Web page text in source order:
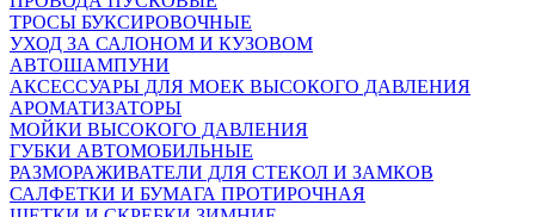
ТРОСЫ БУКСИРОВОЧНЫЕ
УХОД ЗА САЛОНОМ И КУЗОВОМ
АВТОШАМПУНИ
АКСЕССУАРЫ ДЛЯ МОЕК ВЫСОКОГО ДАВЛЕНИЯ
АРОМАТИЗАТОРЫ
МОЙКИ ВЫСОКОГО ДАВЛЕНИЯ
ГУБКИ АВТОМОБИЛЬНЫЕ
РАЗМОРАЖИВАТЕЛИ ДЛЯ СТЕКОЛ И ЗАМКОВ
САЛФЕТКИ И БУМАГА ПРОТИРОЧНАЯ